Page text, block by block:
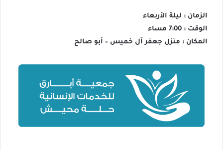
الزمان : ليلة الأربعاء
الوقت : 7:00 مساء
المكان : منزل جعفر آل خميس – أبو صالح